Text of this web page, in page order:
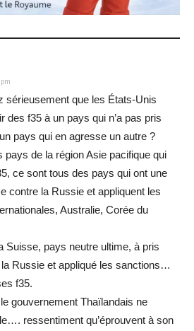
sérieusement que les États-Unis
des f35 à un pays qui n’a pas pris
pays qui en agresse un autre ?
pays de la région Asie pacifique qui
ce sont tous des pays qui ont une
contre la Russie et appliquent les
Australie, Corée du
Suisse, pays neutre ultime, à pris
Russie et appliqué les sanctions…
f35.
gouvernement Thaïlandais ne
ressentiment qu’éprouvent à son